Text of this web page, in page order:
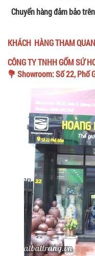
Chuyển hàng đảm bảo
KHÁCH HÀNG THAM
CÔNG TY TNHH GỐM SỨ
💐 Showroom: Số 22, Phố